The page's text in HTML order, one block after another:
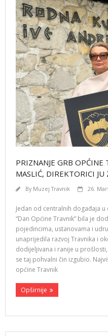
PRIZNANJE GRB OPĆINE
MASLIĆ, DIREKTORICI JU
By Muzej Travnik 26.
Jedan od centralnih događaja
“Dan Općine Travnik” bila je
pojedincima, ustanovama i
unaprijedila razvoj Travnika i
dodijeljivana i ranije u
se taj pohvalni čin izgubio.
općine Travnik
Opširnije